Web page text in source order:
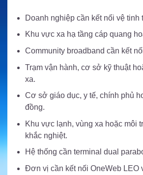
Doanh nghiệp cần kết nối vệ tinh
Khu vực xa hạ tầng cáp quang
Community broadband cần kết
Trạm vận hành, cơ sở kỹ thuật
xa.
Cơ sở giáo dục, y tế, chính phủ
đồng.
Khu vực lạnh, vùng xa hoặc môi
khắc nghiệt.
Hệ thống cần terminal dual
Đơn vị cần kết nối OneWeb LEO